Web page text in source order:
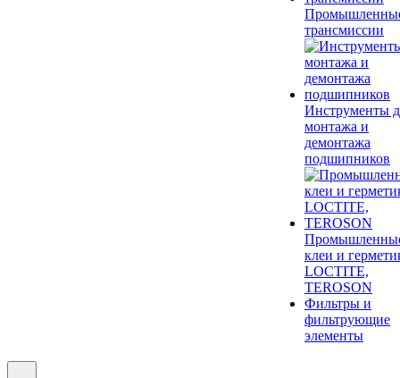
трансмиссии
Инструменты
монтажа и
демонтажа
подшипников
клеи и
LOCTITE,
TEROSON
Фильтры и
фильтрующие
элементы